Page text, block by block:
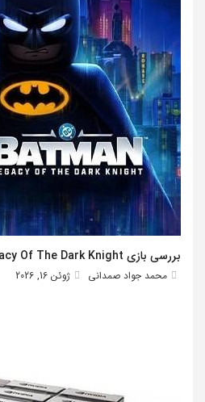
بررسی بازی Lego Batman : Legacy Of The Dark Knight
محمد جواد صمدانی ژوئن 16, 2026